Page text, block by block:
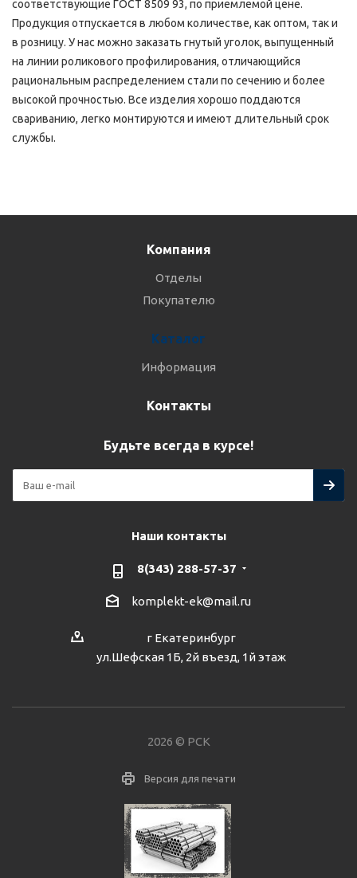
соответствующие ГОСТ 8509 93, по приемлемой цене.
Продукция отпускается в любом количестве, как оптом, так и
в розницу. У нас можно заказать гнутый уголок, выпущенный
на линии роликового профилирования, отличающийся
рациональным распределением стали по сечению и более
высокой прочностью. Все изделия хорошо поддаются
свариванию, легко монтируются и имеют длительный срок
службы.
Компания
Отделы
Покупателю
Каталог
Информация
Контакты
Будьте всегда в курсе!
Наши контакты
8(343) 288-57-37
komplekt-ek@mail.ru
г Екатеринбург
ул.Шефская 1Б, 2й въезд, 1й этаж
2026 © РСК
Версия для печати